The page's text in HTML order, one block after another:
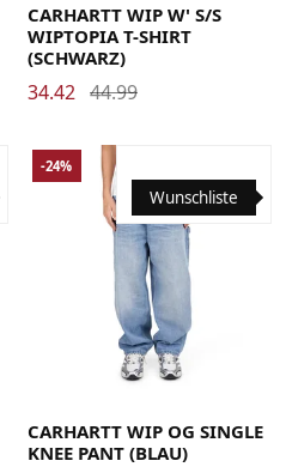
CARHARTT WIP W' S/S
WIPTOPIA T-SHIRT
(SCHWARZ)
34.42 44.99
Wunschliste
-24%
CARHARTT WIP OG SINGLE
KNEE PANT (BLAU)